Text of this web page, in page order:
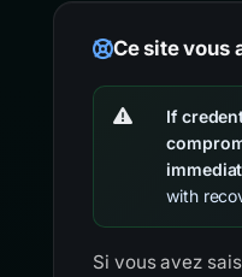
Ce site vous
If
with
Si vous avez